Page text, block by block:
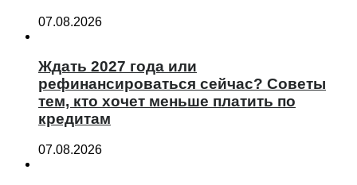
07.08.2026
Ждать 2027 года или
рефинансироваться сейчас? Советы
тем, кто хочет меньше платить по
кредитам
07.08.2026